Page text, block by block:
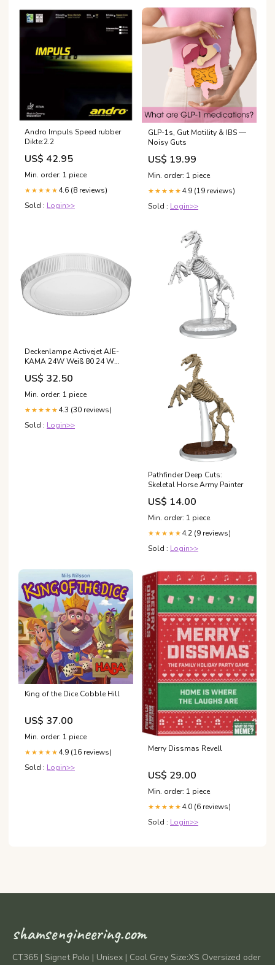
Andro Impuls Speed rubber
Dikte:2.2
US$ 42.95
Min. order: 1 piece
★★★★★ 4.6 (8 reviews)
Sold : Login>>
GLP-1s, Gut Motility & IBS —
Noisy Guts
US$ 19.99
Min. order: 1 piece
★★★★★ 4.9 (19 reviews)
Sold : Login>>
Deckenlampe Activejet AJE-
KAMA 24W Weiß 80 24 W
(4000 K) G9 Skin
US$ 32.50
Min. order: 1 piece
★★★★★ 4.3 (30 reviews)
Sold : Login>>
Pathfinder Deep Cuts:
Skeletal Horse Army Painter
US$ 14.00
Min. order: 1 piece
★★★★★ 4.2 (9 reviews)
Sold : Login>>
King of the Dice Cobble Hill
US$ 37.00
Min. order: 1 piece
★★★★★ 4.9 (16 reviews)
Sold : Login>>
Merry Dissmas Revell
US$ 29.00
Min. order: 1 piece
★★★★★ 4.0 (6 reviews)
Sold : Login>>
shamsengineering.com
CT365 | Signet Polo | Unisex | Cool Grey Size:XS Oversized oder